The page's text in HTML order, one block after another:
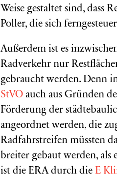
Weise gestaltet sind, dass
Poller, die sich
Außerdem ist es
Radverkehr nur
gebraucht werden. Denn
StVO auch aus Gründen
Förderung der
angeordnet werden, die
Radfahrstreifen müssten
breiter gebaut werden, als
ist die ERA durch die E